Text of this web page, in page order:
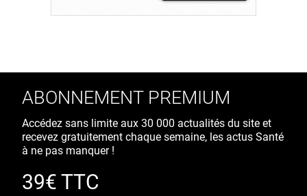
ABONNEMENT PREMIUM
Accédez sans limite aux 30 000 actualités du site et
recevez gratuitement chaque semaine, les actus Santé
à ne pas manquer !
39€ TTC